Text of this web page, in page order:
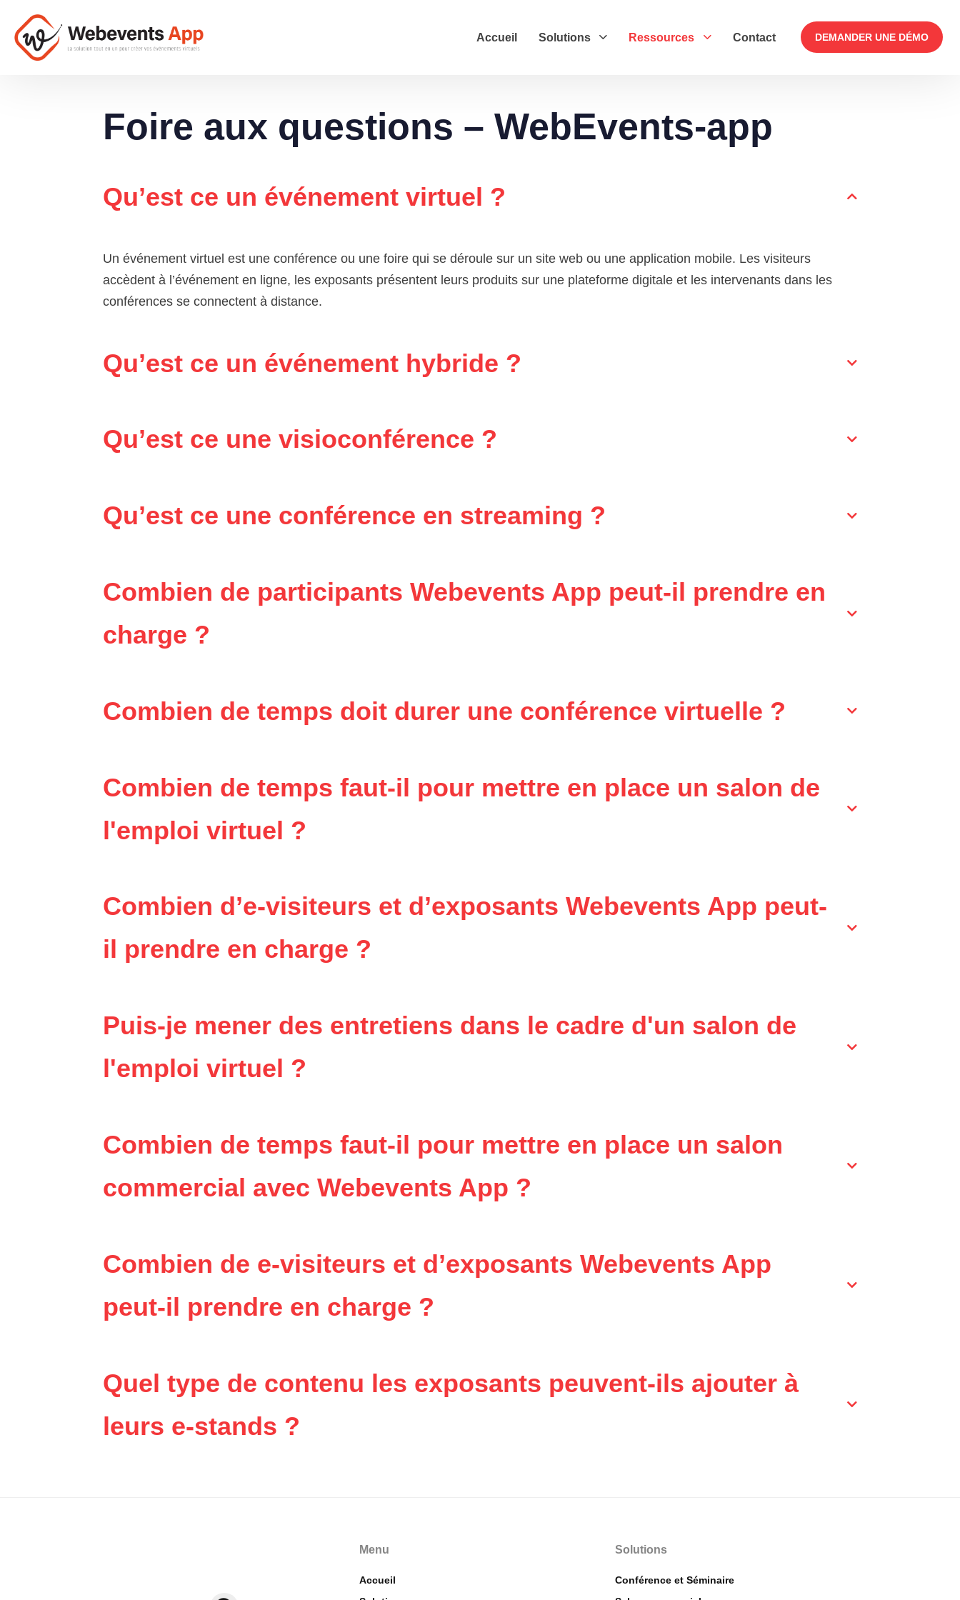
Accueil Solutions Ressources Contact DEMANDER UNE DÉMO
Foire aux questions – WebEvents-app
Qu’est ce un événement virtuel ?
Un événement virtuel est une conférence ou une foire qui se déroule sur un site web ou une application mobile. Les visiteurs
accèdent à l’événement en ligne, les exposants présentent leurs produits sur une plateforme digitale et les intervenants dans les
conférences se connectent à distance.
Qu’est ce un événement hybride ?
Qu’est ce une visioconférence ?
Qu’est ce une conférence en streaming ?
Combien de participants Webevents App peut-il prendre en
charge ?
Combien de temps doit durer une conférence virtuelle ?
Combien de temps faut-il pour mettre en place un salon de
l'emploi virtuel ?
Combien d’e-visiteurs et d’exposants Webevents App peut-
il prendre en charge ?
Puis-je mener des entretiens dans le cadre d'un salon de
l'emploi virtuel ?
Combien de temps faut-il pour mettre en place un salon
commercial avec Webevents App ?
Combien de e-visiteurs et d’exposants Webevents App
peut-il prendre en charge ?
Quel type de contenu les exposants peuvent-ils ajouter à
leurs e-stands ?
Menu
Accueil
Solutions
Conférence et Séminaire